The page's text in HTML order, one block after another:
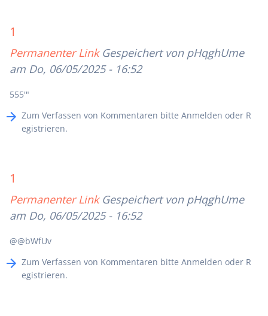
1
Permanenter Link Gespeichert von pHqghUme
am Do, 06/05/2025 - 16:52
555'"
Zum Verfassen von Kommentaren bitte Anmelden oder R
egistrieren.
1
Permanenter Link Gespeichert von pHqghUme
am Do, 06/05/2025 - 16:52
@@bWfUv
Zum Verfassen von Kommentaren bitte Anmelden oder R
egistrieren.